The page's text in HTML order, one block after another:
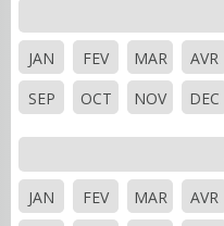
JAN FEV MAR AVR
SEP
OCT NOV DEC
JAN FEV MAR AVR